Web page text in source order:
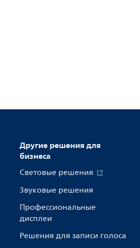
Другие решения для
бизнеса
Световые решения
Звуковые решения
Профессиональные
дисплеи
Решения для записи голоса